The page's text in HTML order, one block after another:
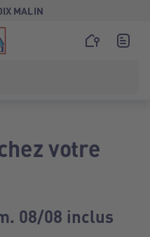
MALIN
votre
08/08 inclus